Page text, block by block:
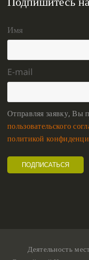
Имя
E-mail
Отправляя заявку, Вы
пользовательского
политикой
Деятельность